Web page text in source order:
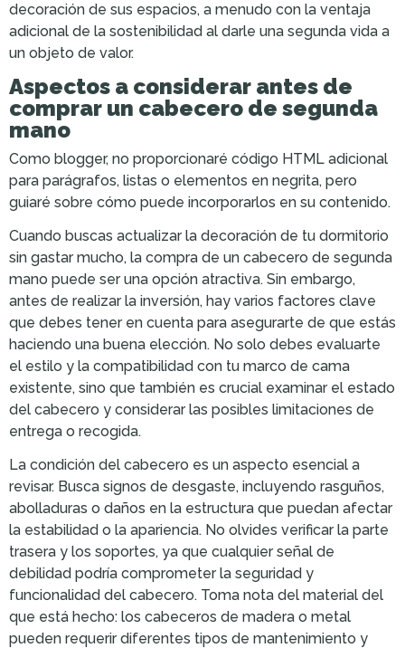
decoración de sus espacios, a menudo con la ventaja
adicional de la sostenibilidad al darle una segunda vida a
un objeto de valor.
Aspectos a considerar antes de
comprar un cabecero de segunda
mano
Como blogger, no proporcionaré código HTML adicional
para parágrafos, listas o elementos en negrita, pero
guiaré sobre cómo puede incorporarlos en su contenido.
Cuando buscas actualizar la decoración de tu dormitorio
sin gastar mucho, la compra de un cabecero de segunda
mano puede ser una opción atractiva. Sin embargo,
antes de realizar la inversión, hay varios factores clave
que debes tener en cuenta para asegurarte de que estás
haciendo una buena elección. No solo debes evaluarte
el estilo y la compatibilidad con tu marco de cama
existente, sino que también es crucial examinar el estado
del cabecero y considerar las posibles limitaciones de
entrega o recogida.
La condición del cabecero es un aspecto esencial a
revisar. Busca signos de desgaste, incluyendo rasguños,
abolladuras o daños en la estructura que puedan afectar
la estabilidad o la apariencia. No olvides verificar la parte
trasera y los soportes, ya que cualquier señal de
debilidad podría comprometer la seguridad y
funcionalidad del cabecero. Toma nota del material del
que está hecho: los cabeceros de madera o metal
pueden requerir diferentes tipos de mantenimiento y